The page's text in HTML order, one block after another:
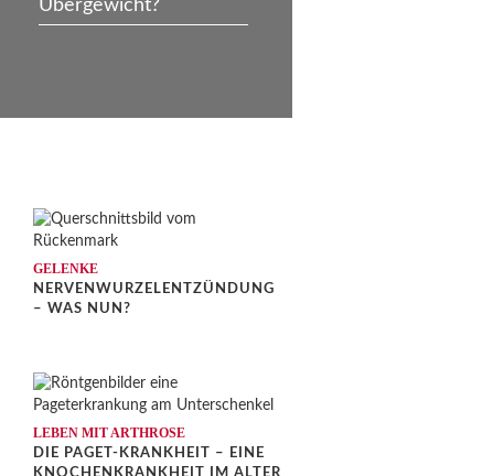
Übergewicht?
GELENKE
NERVENWURZELENTZÜNDUNG
– WAS NUN?
LEBEN MIT ARTHROSE
DIE PAGET-KRANKHEIT – EINE
KNOCHENKRANKHEIT IM ALTER